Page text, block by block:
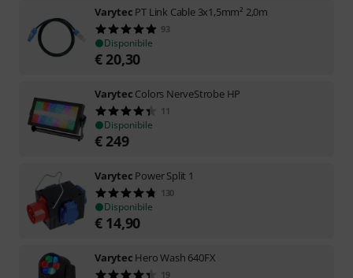
Varytec PT Link Cable 3x1,5mm² 2,0m
93
Disponibile
€ 20,30
Varytec Colors NerveStrobe HP
11
Disponibile
€ 249
Varytec Power Split 1
130
Disponibile
€ 14,90
Varytec Hero Wash 640FX
19